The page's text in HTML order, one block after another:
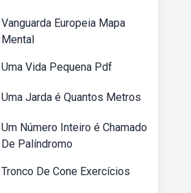
Vanguarda Europeia Mapa
Mental
Uma Vida Pequena Pdf
Uma Jarda é Quantos Metros
Um Número Inteiro é Chamado
De Palíndromo
Tronco De Cone Exercícios